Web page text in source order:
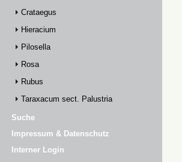
Crataegus
Hieracium
Pilosella
Rosa
Rubus
Taraxacum sect. Palustria
Suche
Impressum & Datenschutz
Interner Login